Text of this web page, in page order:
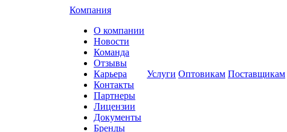
Компания
О компании
Новости
Команда
Отзывы
Карьера
Контакты
Партнеры
Лицензии
Документы
Бренды
Услуги Оптовикам Поставщикам